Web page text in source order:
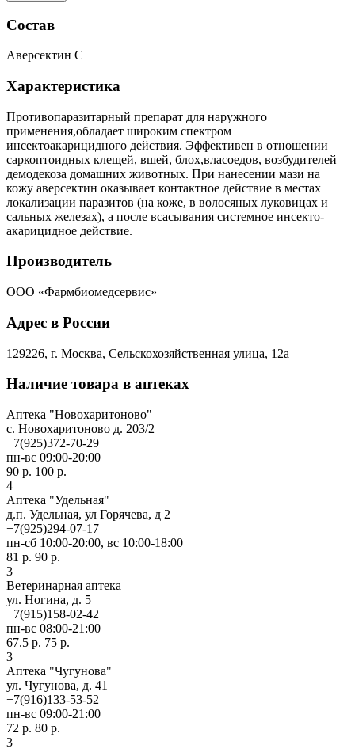
Состав
Аверсектин С
Характеристика
Противопаразитарный препарат для наружного
применения,обладает широким спектром
инсектоакарицидного действия. Эффективен в отношении
саркоптоидных клещей, вшей, блох,власоедов, возбудителей
демодекоза домашних животных. При нанесении мази на
кожу аверсектин оказывает контактное действие в местах
локализации паразитов (на коже, в волосяных луковицах и
сальных железах), а после всасывания системное инсекто-
акарицидное действие.
Производитель
ООО «Фармбиомедсервис»
Адрес в России
129226, г. Москва, Сельскохозяйственная улица, 12а
Наличие товара в аптеках
Аптека "Новохаритоново"
c. Новохаритоново д. 203/2
+7(925)372-70-29
пн-вс 09:00-20:00
90 р. 100 р.
4
Аптека "Удельная"
д.п. Удельная, ул Горячева, д 2
+7(925)294-07-17
пн-сб 10:00-20:00, вс 10:00-18:00
81 р. 90 р.
3
Ветеринарная аптека
ул. Ногина, д. 5
+7(915)158-02-42
пн-вс 08:00-21:00
67.5 р. 75 р.
3
Аптека "Чугунова"
ул. Чугунова, д. 41
+7(916)133-53-52
пн-вс 09:00-21:00
72 р. 80 р.
3